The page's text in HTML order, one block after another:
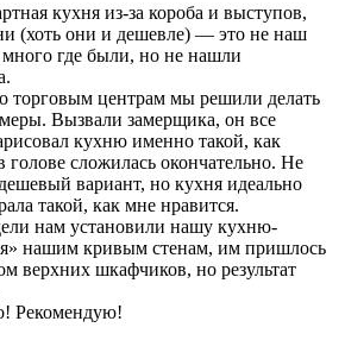
кухня из-за короба и выступов,
(хоть они и дешевле) — это не наш
где были, но не нашли
торговым центрам мы решили делать
Вызвали замерщика, он все
кухню именно такой, как
голове сложилась окончательно. Не
вариант, но кухня идеально
такой, как мне нравится.
нам установили нашу кухню-
нашим кривым стенам, им пришлось
верхних шкафчиков, но результат
Рекомендую!